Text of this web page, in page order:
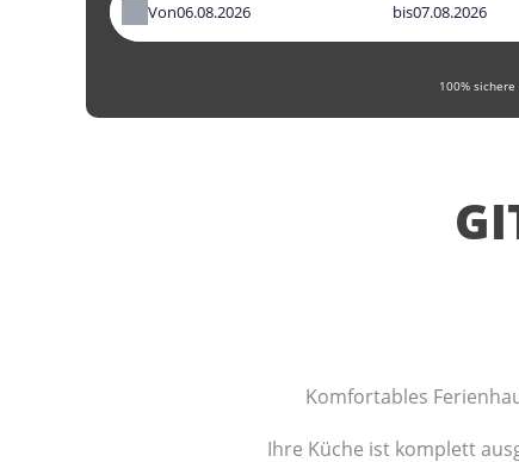
Von bis
100%
Komfortables
Ihre Küche ist komplett